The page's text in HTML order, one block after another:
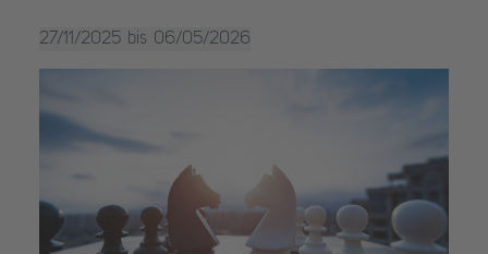
mit
den
Ergebnissen
aktualisieren
27/11/2025
06/05/2026
of
Veranstaltungen
Photo
View